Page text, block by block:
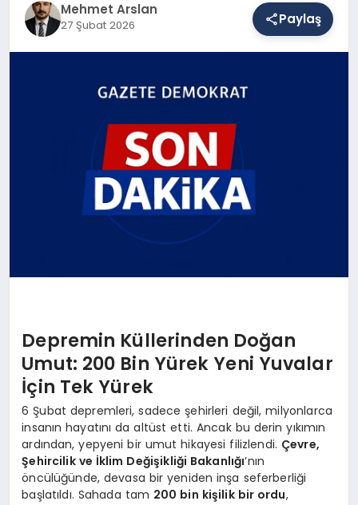
YAŞAMMehmet Arslan
27 Şubat 2026 Paylaş
Depremin Küllerinden Doğan
Umut: 200 Bin Yürek Yeni Yuvalar
İçin Tek Yürek
6 Şubat depremleri, sadece şehirleri değil, milyonlarca
insanın hayatını da altüst etti. Ancak bu derin yıkımın
ardından, yepyeni bir umut hikayesi filizlendi. Çevre,
Şehircilik ve İklim Değişikliği Bakanlığı‘nın
öncülüğünde, devasa bir yeniden inşa seferberliği
başlatıldı. Sahada tam 200 bin kişilik bir ordu,